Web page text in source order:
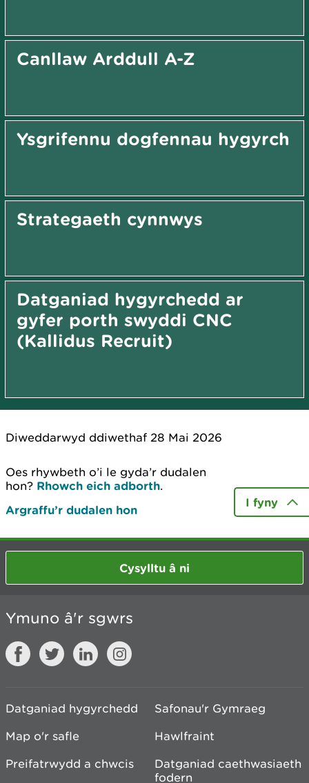
Canllaw Arddull A-Z
Ysgrifennu dogfennau hygyrch
Strategaeth cynnwys
Datganiad hygyrchedd ar
gyfer porth swyddi CNC
(Kallidus Recruit)
Diweddarwyd ddiwethaf 28 Mai 2026
Oes rhywbeth o’i le gyda’r dudalen
hon? Rhowch eich adborth.
Argraffu’r dudalen hon
I fyny
Cysylltu â ni
Ymuno â'r sgwrs
Datganiad hygyrchedd
Safonau'r Gymraeg
Map o'r safle
Hawlfraint
Preifatrwydd a chwcis
Datganiad caethwasiaeth
fodern